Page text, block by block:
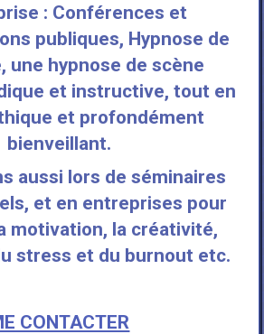
: Conférences et
publiques, Hypnose de
une hypnose de scène
et instructive, tout en
et profondément
bienveillant.
aussi lors de séminaires
et en entreprises pour
motivation, la créativité,
stress et du burnout etc.
CONTACTER